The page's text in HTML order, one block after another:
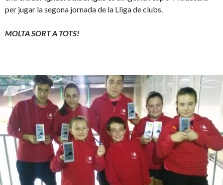
per jugar la segona jornada de la Lliga de clubs.
MOLTA SORT A TOTS!